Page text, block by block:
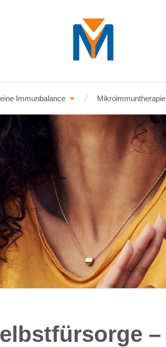
Immunbalance Mikroimmuntherapie
–